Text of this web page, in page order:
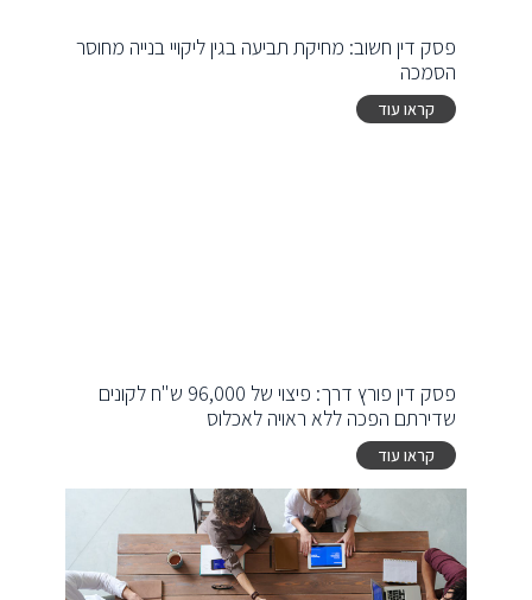
פסק דין חשוב: מחיקת תביעה בגין ליקויי בנייה מחוסר
הסמכה
קראו עוד
פסק דין פורץ דרך: פיצוי של 96,000 ש"ח לקונים
שדירתם הפכה ללא ראויה לאכלוס
קראו עוד